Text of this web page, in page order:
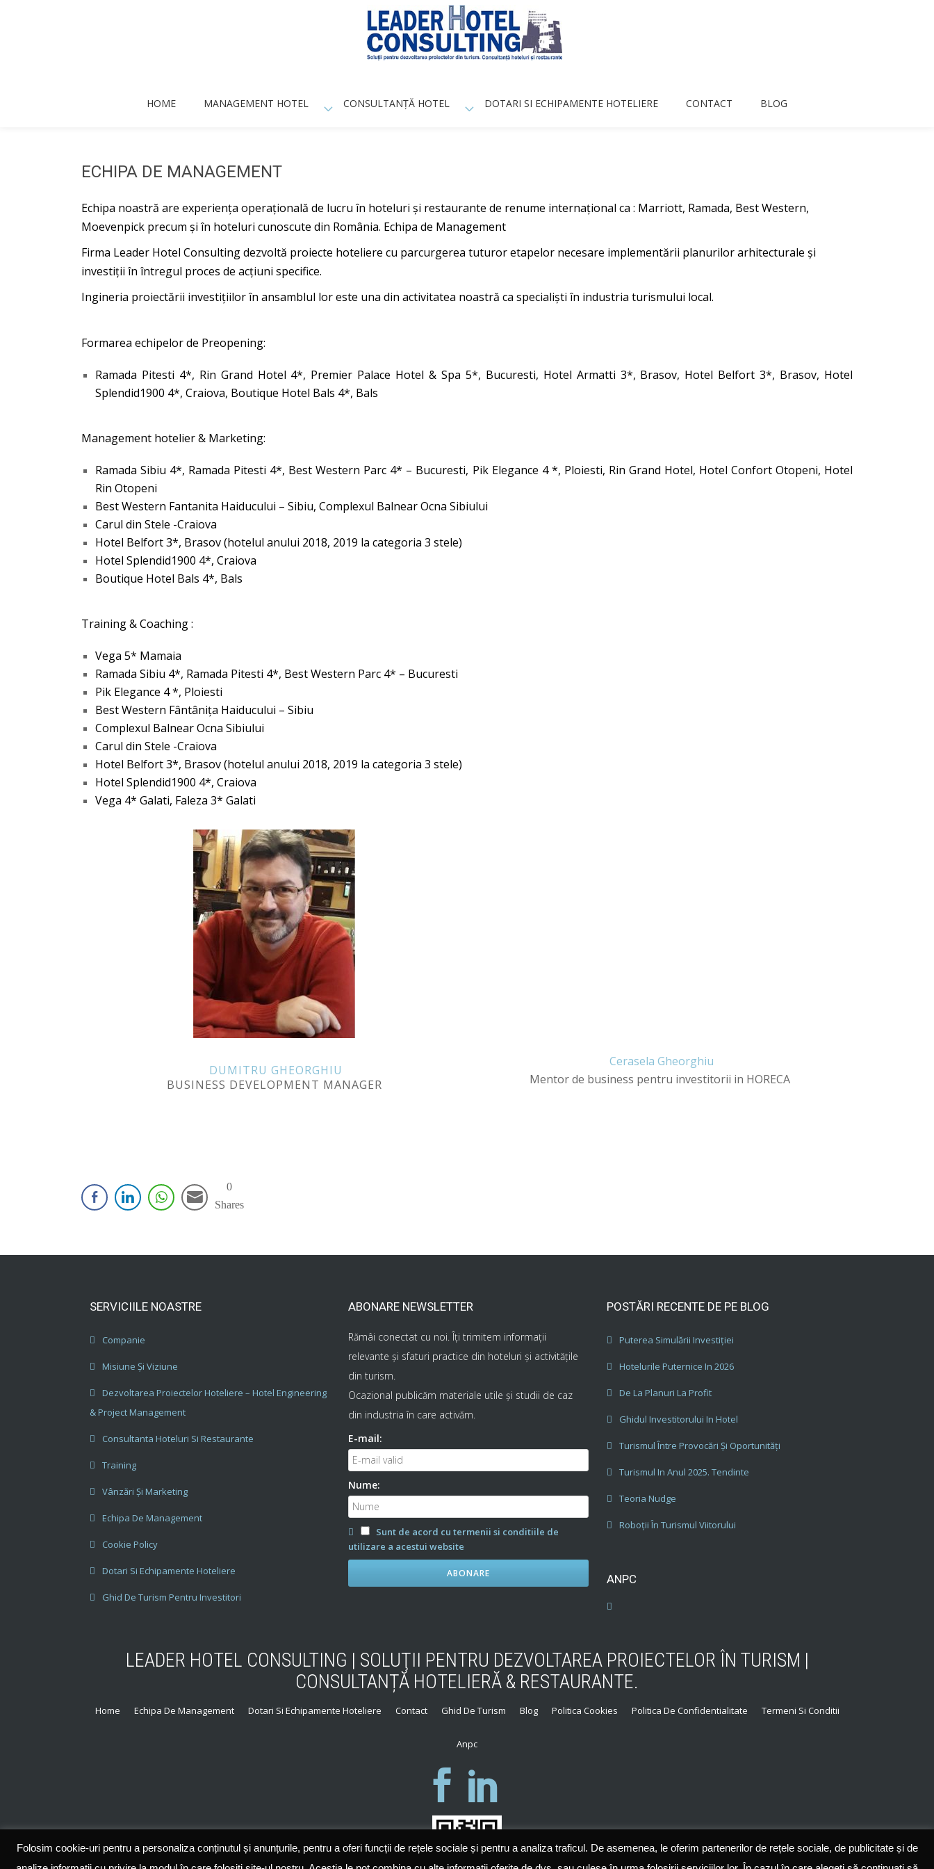
HOME MANAGEMENT HOTEL CONSULTANȚĂ HOTEL DOTARI SI ECHIPAMENTE HOTELIERE CONTACT BLOG
ECHIPA DE MANAGEMENT
Echipa noastră are experienţa operaţională de lucru în hoteluri şi restaurante de renume internaţional ca : Marriott, Ramada, Best Western,
Moevenpick precum şi în hoteluri cunoscute din România. Echipa de Management
Firma Leader Hotel Consulting dezvoltă proiecte hoteliere cu parcurgerea tuturor etapelor necesare implementării planurilor arhitecturale şi
investiţii în întregul proces de acţiuni specifice.
Ingineria proiectării investiţiilor în ansamblul lor este una din activitatea noastră ca specialişti în industria turismului local.
Formarea echipelor de Preopening:
Ramada Pitesti 4*, Rin Grand Hotel 4*, Premier Palace Hotel & Spa 5*, Bucuresti, Hotel Armatti 3*, Brasov, Hotel Belfort 3*, Brasov, Hotel
Splendid1900 4*, Craiova, Boutique Hotel Bals 4*, Bals
Management hotelier & Marketing:
Ramada Sibiu 4*, Ramada Pitesti 4*, Best Western Parc 4* – Bucuresti, Pik Elegance 4 *, Ploiesti, Rin Grand Hotel, Hotel Confort Otopeni, Hotel
Rin Otopeni
Best Western Fantanita Haiducului – Sibiu, Complexul Balnear Ocna Sibiului
Carul din Stele -Craiova
Hotel Belfort 3*, Brasov (hotelul anului 2018, 2019 la categoria 3 stele)
Hotel Splendid1900 4*, Craiova
Boutique Hotel Bals 4*, Bals
Training & Coaching :
Vega 5* Mamaia
Ramada Sibiu 4*, Ramada Pitesti 4*, Best Western Parc 4* – Bucuresti
Pik Elegance 4 *, Ploiesti
Best Western Fântânița Haiducului – Sibiu
Complexul Balnear Ocna Sibiului
Carul din Stele -Craiova
Hotel Belfort 3*, Brasov (hotelul anului 2018, 2019 la categoria 3 stele)
Hotel Splendid1900 4*, Craiova
Vega 4* Galati, Faleza 3* Galati
DUMITRU GHEORGHIU
BUSINESS DEVELOPMENT MANAGER
Cerasela Gheorghiu
Mentor de business pentru investitorii in HORECA
0
Shares
SERVICIILE NOASTRE
Companie
Misiune Și Viziune
Dezvoltarea Proiectelor Hoteliere – Hotel Engineering
& Project Management
Consultanta Hoteluri Si Restaurante
Training
Vânzări Și Marketing
Echipa De Management
Cookie Policy
Dotari Si Echipamente Hoteliere
Ghid De Turism Pentru Investitori
ABONARE NEWSLETTER
Rămâi conectat cu noi. Îţi trimitem informaţii
relevante şi sfaturi practice din hoteluri şi activităţile
din turism.
Ocazional publicăm materiale utile şi studii de caz
din industria în care activăm.
E-mail:
Nume:
Sunt de acord cu termenii si conditiile de
utilizare a acestui website
POSTĂRI RECENTE DE PE BLOG
Puterea Simulării Investiției
Hotelurile Puternice In 2026
De La Planuri La Profit
Ghidul Investitorului In Hotel
Turismul Între Provocări Și Oportunități
Turismul In Anul 2025. Tendinte
Teoria Nudge
Roboții În Turismul Viitorului
ANPC
LEADER HOTEL CONSULTING | SOLUŢII PENTRU DEZVOLTAREA PROIECTELOR ÎN TURISM |
CONSULTANȚĂ HOTELIERĂ & RESTAURANTE.
N
D
Home Echipa De Management Dotari Si Echipamente Hoteliere Contact Ghid De Turism Blog Politica Cookies Politica De Confidentialitate Termeni Si Conditii
Anpc
Folosim cookie-uri pentru a personaliza conținutul și anunțurile, pentru a oferi funcții de rețele sociale și pentru a analiza traficul. De asemenea, le oferim partenerilor de rețele sociale, de publicitate și de